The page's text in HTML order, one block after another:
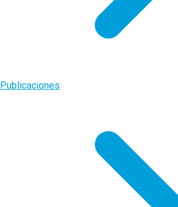
Publicaciones